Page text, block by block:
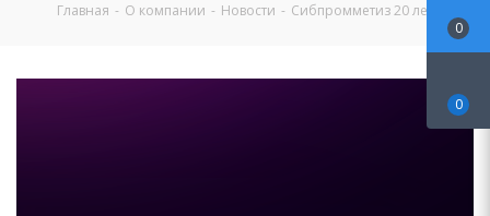
Главная - О компании - Новости - Сибпромметиз 20 лет
0
0